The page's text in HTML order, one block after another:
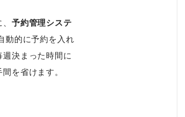
予約管理システ
動的に予約を入れ
決まった時間に
を省けます。